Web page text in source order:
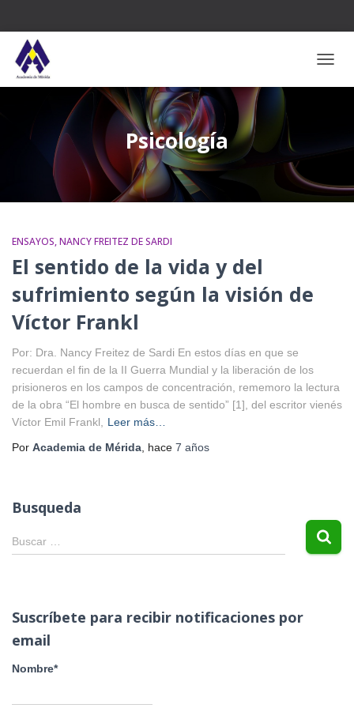
Psicología
ENSAYOS NANCY FREITEZ DE SARDI
El sentido de la vida y del
sufrimiento según la visión de
Víctor Frankl
Por: Dra. Nancy Freitez de Sardi En estos días en que se
recuerdan el fin de la II Guerra Mundial y la liberación de los
prisioneros en los campos de concentración, rememoro la lectura
de la obra “El hombre en busca de sentido” [1], del escritor vienés
Víctor Emil Frankl,
Leer más…
Por Academia de Mérida , hace 7 años
Busqueda
B
u
r
:
Buscar …
Suscríbete para recibir notificaciones por
email
Nombre*